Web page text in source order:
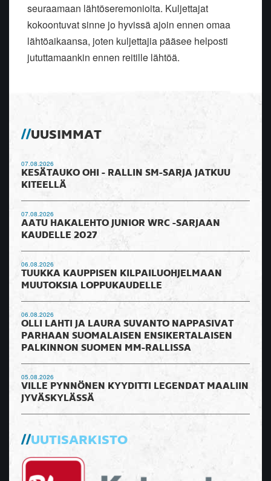
seuraamaan lähtöseremonioita. Kuljettajat
kokoontuvat sinne jo hyvissä ajoin ennen omaa
lähtöaikaansa, joten kuljettajia pääsee helposti
jututtamaankin ennen reitille lähtöä.
UUSIMMAT
07.08.2026
KESÄTAUKO OHI - RALLIN SM-SARJA JATKUU
KITEELLÄ
07.08.2026
AATU HAKALEHTO JUNIOR WRC -SARJAAN
KAUDELLE 2027
06.08.2026
TUUKKA KAUPPISEN KILPAILUOHJELMAAN
MUUTOKSIA LOPPUKAUDELLE
06.08.2026
OLLI LAHTI JA LAURA SUVANTO NAPPASIVAT
PARHAAN SUOMALAISEN ENSIKERTALAISEN
PALKINNON SUOMEN MM-RALLISSA
05.08.2026
VILLE PYNNÖNEN KYYDITTI LEGENDAT MAALIIN
JYVÄSKYLÄSSÄ
UUTISARKISTO